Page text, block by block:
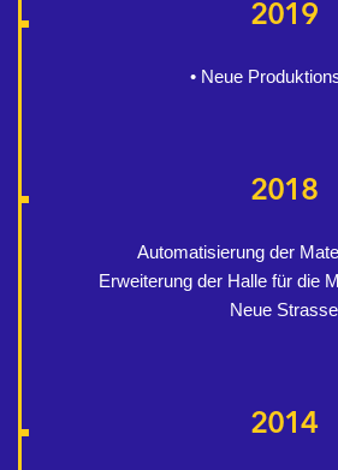
2019
• Neue
2018
Automatisierung der
Erweiterung der Halle für die
Neue Strasse
2014